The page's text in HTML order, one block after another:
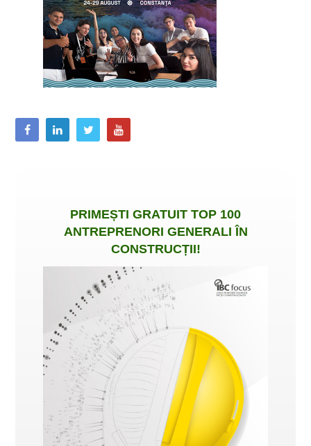
PRIMEȘTI GRATUIT TOP 100
ANTREPRENORI GENERALI ÎN
CONSTRUCȚII!